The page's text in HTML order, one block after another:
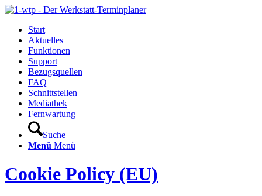
Start
Aktuelles
Funktionen
Support
Bezugsquellen
FAQ
Schnittstellen
Mediathek
Fernwartung
Suche
Menü Menü
Cookie Policy (EU)